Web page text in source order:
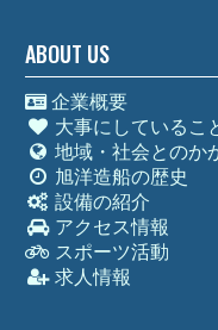
ABOUT US
企業概要
大事にしているこ
地域・社会とのか
旭洋造船の歴史
設備の紹介
アクセス情報
スポーツ活動
求人情報